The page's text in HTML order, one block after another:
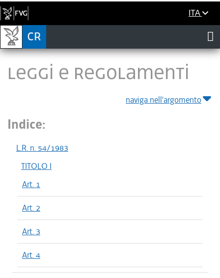
ITA
LEGGI E REGOLAMENTI
naviga nell'argomento
Indice:
L.R. n. 54/1983
TITOLO I
Art. 1
Art. 2
Art. 3
Art. 4